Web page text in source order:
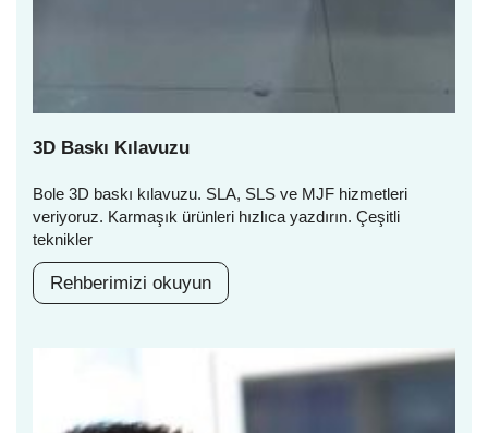
3D Baskı Kılavuzu
Bole 3D baskı kılavuzu. SLA, SLS ve MJF hizmetleri
veriyoruz. Karmaşık ürünleri hızlıca yazdırın. Çeşitli
teknikler
Rehberimizi okuyun